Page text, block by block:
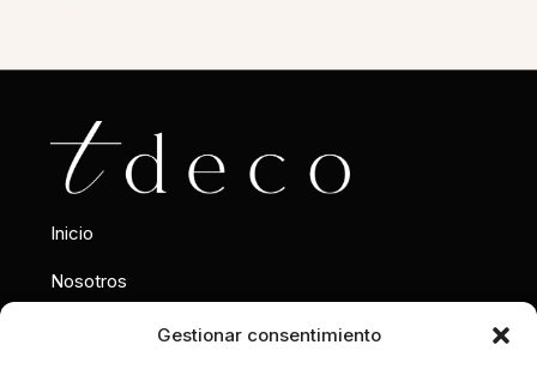
Gestionar consentimiento
Inicio
Nosotros